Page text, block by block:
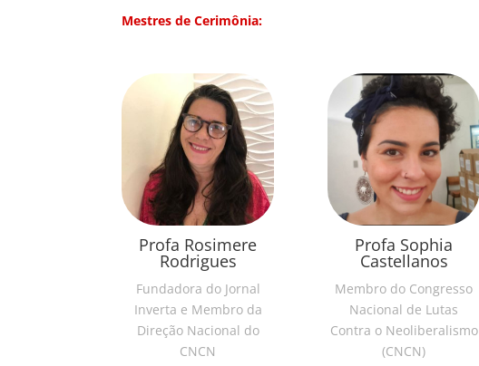
Mestres de Cerimônia:
Profa Rosimere
Rodrigues
Fundadora do Jornal
Inverta e Membro da
Direção Nacional do
CNCN
Profa Sophia
Castellanos
Membro do Congresso
Nacional de Lutas
Contra o Neoliberalismo
(CNCN)